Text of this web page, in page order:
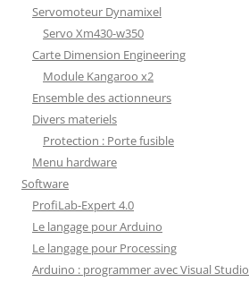
Servomoteur Dynamixel
Servo Xm430-w350
Carte Dimension Engineering
Module Kangaroo x2
Ensemble des actionneurs
Divers materiels
Protection : Porte fusible
Menu hardware
Software
ProfiLab-Expert 4.0
Le langage pour Arduino
Le langage pour Processing
Arduino : programmer avec Visual Studio